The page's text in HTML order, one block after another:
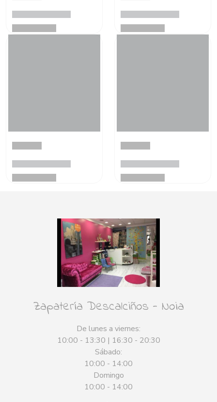
Zapatería Descalciños - Noia
De lunes a viernes:
10:00 - 13:30 | 16:30 - 20:30
Sábado:
10:00 - 14:00
Domingo
10:00 - 14:00